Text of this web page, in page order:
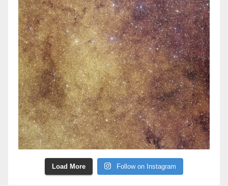
Load More Follow on Instagram